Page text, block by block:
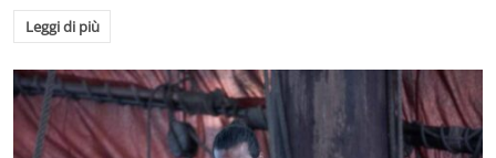
Leggi di più